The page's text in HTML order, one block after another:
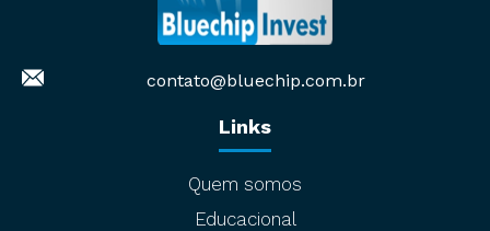
contato@bluechip.com.br
Links
Quem somos
Educacional